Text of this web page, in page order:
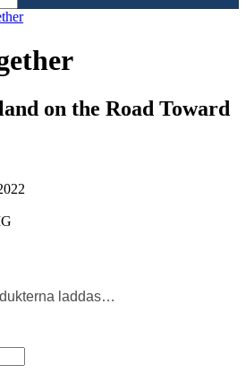
on the Road Toward
laddas…